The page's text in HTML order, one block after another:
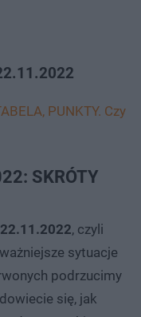
PUNKTY. Czy
SKRÓTY
, czyli
sytuacje
podrzucimy
się, jak